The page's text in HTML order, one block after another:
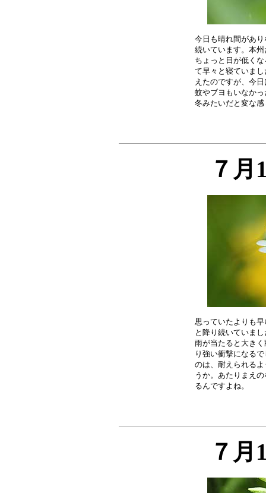
今日も晴れ間があ
続いています。本
ちょっと日が低く
て早々と寝ていま
えたのですが、今
蚊やブヨもいなか
７月
思っていたよりも
と降り続いていま
雨が当たると大き
り強い衝撃になる
のは、耐えられる
うか。あたりまえ
７月